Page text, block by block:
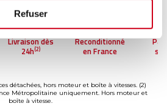
Refuser
Livraison dès
24h(2)
Reconditionné
en France
détachées, hors moteur et boîte à vitesses. (2)
Métropolitaine uniquement. Hors moteur et
boîte à vitesse.